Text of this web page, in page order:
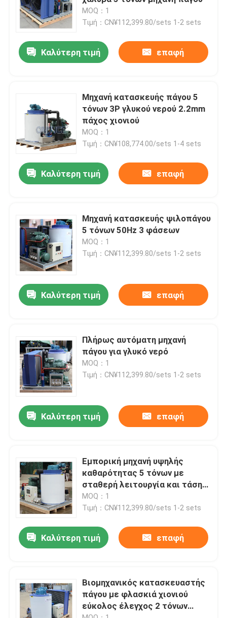
Προϊόντα
Εμφάνιση VR
Σχετικά με εμάς
Έλεγχος ποιότητας
Επικοινωνήστε μαζί μας
Ζητήστε μια προσφορά
Μηχανή πάγου σωλήνων
Μεγάλη μηχανή πάγου κύβους
MOQ：1
Τιμή：CN¥112,399.80/sets 1-2 sets
Καλύτερη τιμή επαφή
Μηχανή κατασκευής πάγου 5
τόνων 3P γλυκού νερού 2.2mm
πάχος χιονιού
MOQ：1
Τιμή：CN¥108,774.00/sets 1-4 sets
Καλύτερη τιμή επαφή
Μηχανή κατασκευής ψιλοπάγου
5 τόνων 50Hz 3 φάσεων
MOQ：1
Τιμή：CN¥112,399.80/sets 1-2 sets
Καλύτερη τιμή επαφή
Πλήρως αυτόματη μηχανή
πάγου για γλυκό νερό
MOQ：1
Τιμή：CN¥112,399.80/sets 1-2 sets
Καλύτερη τιμή επαφή
Εμπορική μηχανή υψηλής
καθαρότητας 5 τόνων με
σταθερή λειτουργία και τάση
380v
MOQ：1
Τιμή：CN¥112,399.80/sets 1-2 sets
Καλύτερη τιμή επαφή
Βιομηχανικός κατασκευαστής
πάγου με φλασκιά χιονιού
εύκολος έλεγχος 2 τόνων